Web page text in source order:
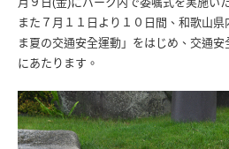
また７月１１日より１０日間、和歌山
ま夏の交通安全運動」をはじめ、交通
にあたります。